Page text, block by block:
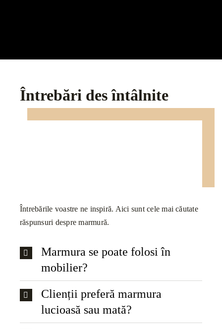
Întrebări des întâlnite
Întrebările voastre ne inspiră. Aici sunt cele mai căutate
răspunsuri despre marmură.
Marmura se poate folosi în
mobilier?
Clienții preferă marmura
lucioasă sau mată?